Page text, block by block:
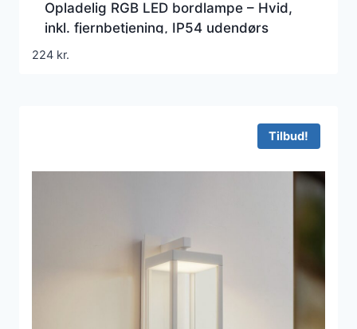
Opladelig RGB LED bordlampe – Hvid,
inkl. fjernbetjening, IP54 udendørs
224 kr.
Tilbud!